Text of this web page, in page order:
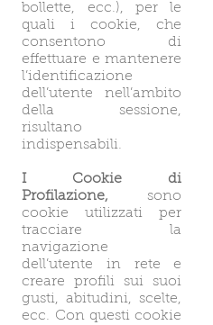
bollette, ecc.), per le
quali i cookie, che
consentono di
effettuare e mantenere
l’identificazione
dell’utente nell’ambito
della sessione,
risultano
indispensabili.
I Cookie di
Profilazione, sono
cookie utilizzati per
tracciare la
navigazione
dell’utente in rete e
creare profili sui suoi
gusti, abitudini, scelte,
ecc. Con questi cookie